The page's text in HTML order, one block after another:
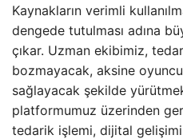
Kaynakların verimli
dengede tutulması adına
çıkar. Uzman ekibimiz,
bozmayacak, aksine
sağlayacak şekilde
platformumuz üzerinden
tedarik işlemi, dijital